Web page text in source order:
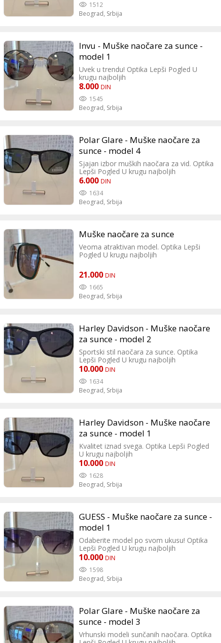
1512
Beograd, Srbija
Invu - Muške naočare za sunce -
model 1
Uvek u trendu! Optika Lepši Pogled U
krugu najboljih
8.000 DIN
1545
Beograd, Srbija
Polar Glare - Muške naočare za
sunce - model 4
Sjajan izbor muških naočara za vid. Optika
Lepši Pogled U krugu najboljih
6.000 DIN
1634
Beograd, Srbija
Muške naočare za sunce
Veoma atraktivan model. Optika Lepši
Pogled U krugu najboljih
21.000 DIN
1665
Beograd, Srbija
Harley Davidson - Muške naočare
za sunce - model 2
Sportski stil naočara za sunce. Optika
Lepši Pogled U krugu najboljih
10.000 DIN
1634
Beograd, Srbija
Harley Davidson - Muške naočare
za sunce - model 1
Kvalitet iznad svega. Optika Lepši Pogled
U krugu najboljih
10.000 DIN
1628
Beograd, Srbija
GUESS - Muške naočare za sunce -
model 1
Odaberite model po svom ukusu! Optika
Lepši Pogled U krugu najboljih
10.000 DIN
1598
Beograd, Srbija
Polar Glare - Muške naočare za
sunce - model 3
Vrhunski modeli sunčanih naočara. Optika